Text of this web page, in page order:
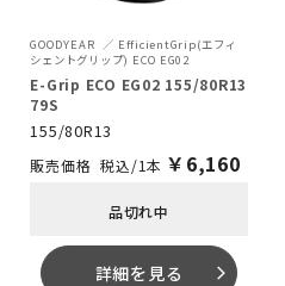
GOODYEAR
EfficientGrip(エフィ
シェントグリップ) ECO EG02
E-Grip ECO EG02 155/80R13
79S
155/80R13
税込/1本 ￥ 6,160
品切れ中
詳細を見る arrow_forward_ios